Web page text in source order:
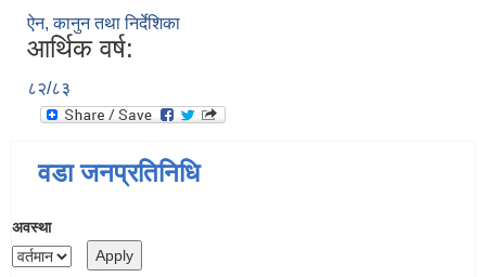
ऐन, कानुन तथा निर्देशिका
आर्थिक वर्ष:
८२/८३
वडा जनप्रतिनिधि
अवस्था